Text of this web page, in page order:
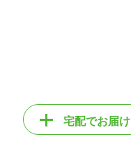
宅配でお届け